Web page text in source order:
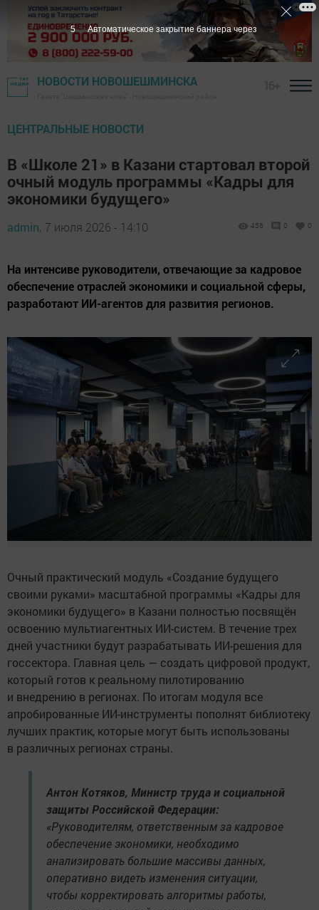
НОВОСТИ НОВОШЕШМИНСКА
ЦЕНТРАЛЬНЫЕ НОВОСТИ
В «Школе 21» в Казани стартовал второй
очный модуль программы «Кадры для
экономики будущего»
admin, 7 июля 2026 - 14:10 456 0 0
На интенсиве руководители, отвечающие за кадровое
обеспечение отраслей экономики и социальной сферы,
разработают ИИ-агентов для развития регионов.
Очный практический модуль «Создание будущего
своими руками» масштабной программы «Кадры для
экономики будущего» в Казани полностью посвящён
освоению мультиагентных ИИ-систем. В течение трех
дней участники будут разрабатывать ИИ-решения для
госсектора. Главная цель — создать цифровой продукт,
который готов к реальному пилотированию
и внедрению в регионах. По итогам модуля все
апробированные ИИ-инструменты пополнят библиотеку
лучших практик, которые могут быть использованы
в различных регионах страны.
Антон Котяков, Министр труда и социальной
защиты Российской Федерации:
«Руководителям, ответственным за кадровое
обеспечение экономики, необходимо
анализировать большие массивы данных,
оперативно видеть изменения ситуации,
чтобы корректировать алгоритмы работы,
4 Автоматическое закрытие баннера через